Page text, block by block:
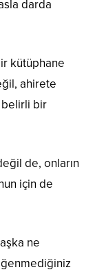
darda
kütüphane
ahirete
belirli bir
de, onların
için de
ne